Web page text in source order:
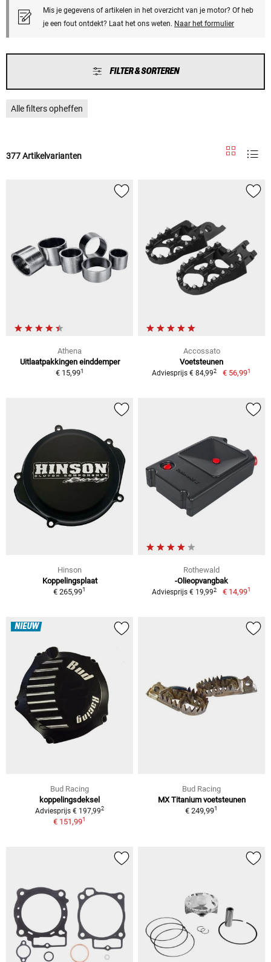
Mis je gegevens of artikelen in het overzicht van je motor? Of heb
je een fout ontdekt? Laat het ons weten. Naar het formulier
FILTER & SORTEREN
Alle filters opheffen
377 Artikelvarianten
Athena
Uitlaatpakkingen einddemper
€ 15,991
Accossato
Voetsteunen
Adviesprijs € 84,992 € 56,991
Hinson
Koppelingsplaat
€ 265,991
Rothewald
-Olieopvangbak
Adviesprijs € 19,992 € 14,991
NIEUW
Bud Racing
koppelingsdeksel
Adviesprijs € 197,992
€ 151,991
Bud Racing
MX Titanium voetsteunen
€ 249,991